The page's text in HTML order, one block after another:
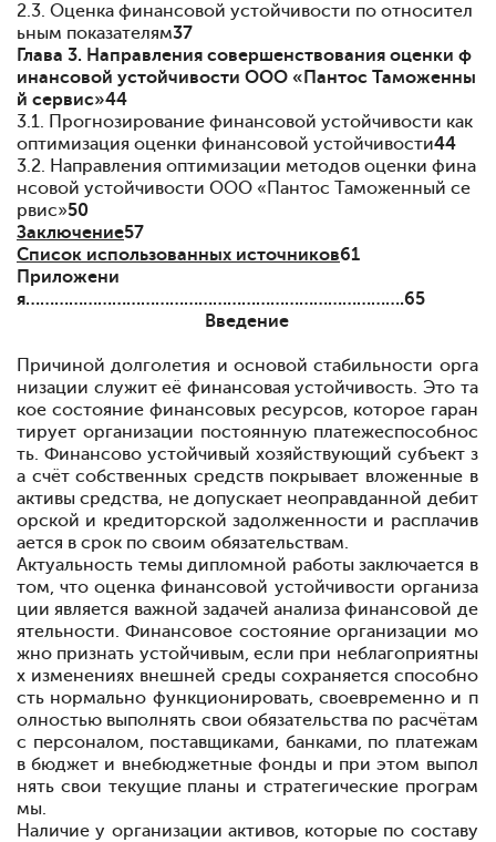
2.3. Оценка финансовой устойчивости по относител
ьным показателям37
Глава 3. Направления совершенствования оценки ф
инансовой устойчивости ООО «Пантос Таможенны
й сервис»44
3.1. Прогнозирование финансовой устойчивости как
оптимизация оценки финансовой устойчивости44
3.2. Направления оптимизации методов оценки фина
нсовой устойчивости ООО «Пантос Таможенный се
рвис»50
Заключение57
Список использованных источников61
Приложени
я…………………………………………………………………….65
Введение
Причиной долголетия и основойстабильности орга
низации служитеё финансоваяустойчивость. Это та
кое состояние финансовых ресурсов, которое гаран
тирует организации постоянную платежеспособнос
ть. Финансово устойчивый хозяйствующий субъект з
а счётсобственных средств покрывает вложенные в
активы средства, не допускает неоправданной дебит
орской и кредиторской задолженности и расплачив
ается в срок по своим обязательствам.
Актуальность темы дипломной работы заключается в
том, что оценка финансовой устойчивости организа
ции является важной задачейанализа финансовой де
ятельности. Финансовое состояниеорганизации мо
жно признать устойчивым, если при неблагоприятны
х изменениях внешней среды сохраняется способно
сть нормально функционировать, своевременно и п
олностью выполнять свои обязательства по расчётам
с персоналом, поставщиками, банками, по платежам
вбюджет и внебюджетные фонды и при этом выпол
нять свои текущие планы и стратегические програм
мы.
Наличие у организации активов, которые по составу